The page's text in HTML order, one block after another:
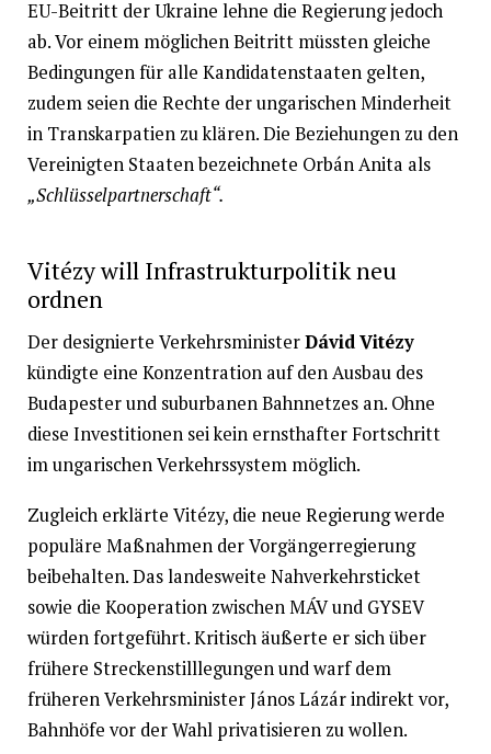
EU-Beitritt der Ukraine lehne die Regierung jedoch
ab. Vor einem möglichen Beitritt müssten gleiche
Bedingungen für alle Kandidatenstaaten gelten,
zudem seien die Rechte der ungarischen Minderheit
in Transkarpatien zu klären. Die Beziehungen zu den
Vereinigten Staaten bezeichnete Orbán Anita als
„Schlüsselpartnerschaft“.
Vitézy will Infrastrukturpolitik neu
ordnen
Der designierte VerkehrsministerDávid Vitézy
kündigte eine Konzentration auf den Ausbau des
Budapester und suburbanen Bahnnetzes an. Ohne
diese Investitionen sei kein ernsthafter Fortschritt
im ungarischen Verkehrssystem möglich.
Zugleich erklärte Vitézy, die neue Regierung werde
populäre Maßnahmen der Vorgängerregierung
beibehalten. Das landesweite Nahverkehrsticket
sowie die Kooperation zwischen MÁV und GYSEV
würden fortgeführt. Kritisch äußerte er sich über
frühere Streckenstilllegungen und warf dem
früheren Verkehrsminister János Lázár indirekt vor,
Bahnhöfe vor der Wahl privatisieren zu wollen.